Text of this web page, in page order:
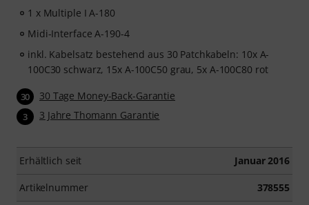
1 x Multiple I A-180
Midi-Interface A-190-4
inkl. Kabelsatz bestehend aus 30 Patchkabeln: 10x A-
100C30 schwarz, 15x A-100C50 grau, 5x A-100C80 rot
30 30 Tage Money-Back-Garantie
3 3 Jahre Thomann Garantie
Erhältlich seit Januar 2016
Artikelnummer 378555